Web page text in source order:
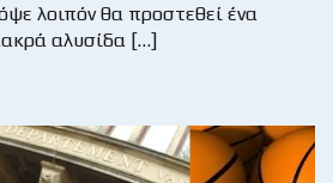
λοιπόν θα προστεθεί ένα
αλυσίδα […]